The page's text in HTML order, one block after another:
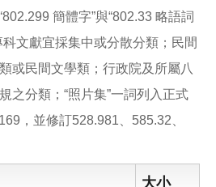
簡體字”與“802.33 略語詞
文獻宜採集中或分散分類；民間
或民間文學類；行政院及所屬八
之分類；“照片集”一詞列入正式
，並修訂528.981、585.32、
大小